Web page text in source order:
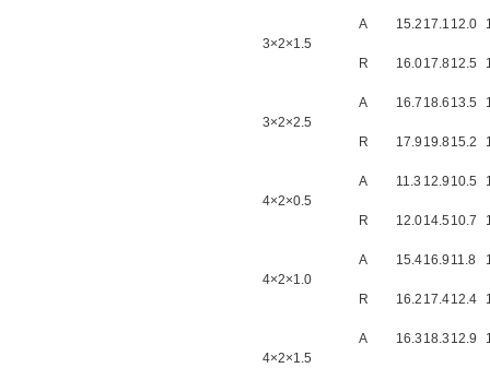
3×2×1.5
A 15.2 17.1 12.0
R 16.017.812.5
3×2×2.5
A 16.7 18.6 13.5
R 17.9 19.815.2
4×2×0.5
A 11.3 12.9 10.5
R 12.014.5 10.7
4×2×1.0
A 15.416.9 11.8
R 16.2 17.412.4
4×2×1.5
A 16.3 18.3 12.9